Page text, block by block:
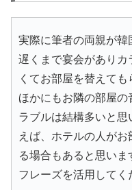
実際に筆者の両親が韓
遅くまで宴会がありカ
くてお部屋を替えて
ほかにもお隣の部屋の
ラブルは結構多いと
えば、ホテルの人が
る場合もあると思い
フレーズを活用してく